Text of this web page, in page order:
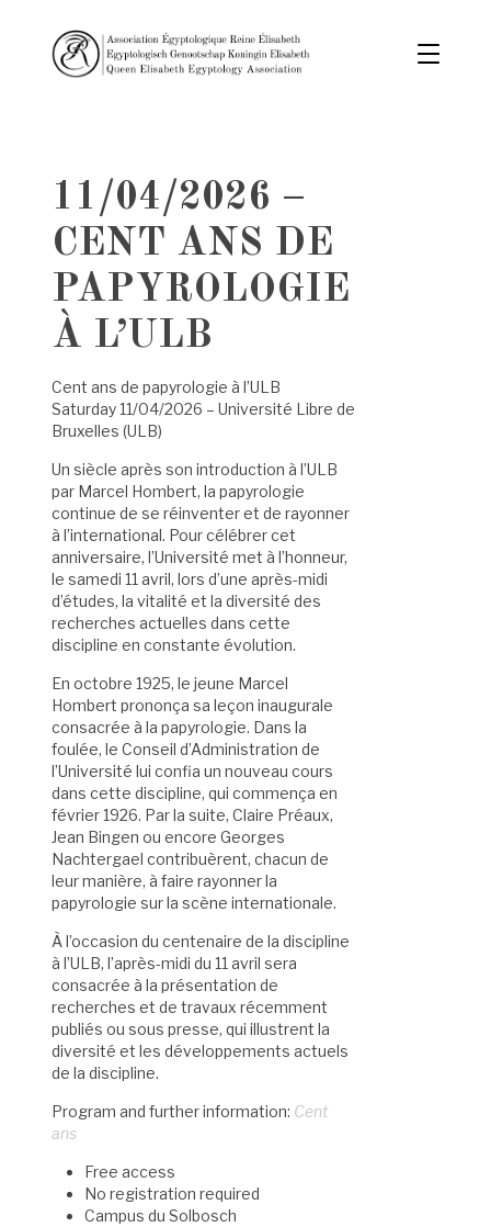
11/04/2026 –
CENT ANS DE
PAPYROLOGIE
À L’ULB
Cent ans de papyrologie à l’ULB
Saturday 11/04/2026 – Université Libre de
Bruxelles (ULB)
Un siècle après son introduction à l’ULB
par Marcel Hombert, la papyrologie
continue de se réinventer et de rayonner
à l’international. Pour célébrer cet
anniversaire, l’Université met à l’honneur,
le samedi 11 avril, lors d’une après-midi
d’études, la vitalité et la diversité des
recherches actuelles dans cette
discipline en constante évolution.
En octobre 1925, le jeune Marcel
Hombert prononça sa leçon inaugurale
consacrée à la papyrologie. Dans la
foulée, le Conseil d’Administration de
l’Université lui confia un nouveau cours
dans cette discipline, qui commença en
février 1926. Par la suite, Claire Préaux,
Jean Bingen ou encore Georges
Nachtergael contribuèrent, chacun de
leur manière, à faire rayonner la
papyrologie sur la scène internationale.
À l’occasion du centenaire de la discipline
à l’ULB, l’après-midi du 11 avril sera
consacrée à la présentation de
recherches et de travaux récemment
publiés ou sous presse, qui illustrent la
diversité et les développements actuels
de la discipline.
Program and further information: Cent
ans
Free access
No registration required
Campus du Solbosch